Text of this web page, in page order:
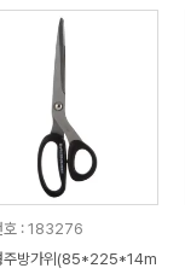
호 : 183276
주방가위(85*225*14m